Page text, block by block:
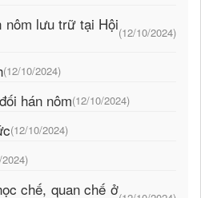
nôm lưu trữ tại Hội(12/10/2024)
(12/10/2024)
hán nôm(12/10/2024)
(12/10/2024)
chế, quan chế ở